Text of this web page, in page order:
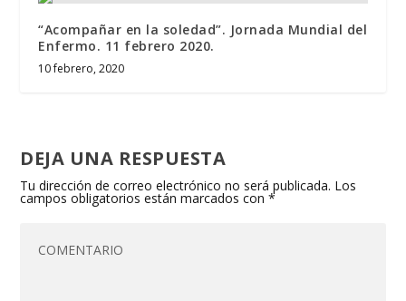
“Acompañar en la soledad”. Jornada Mundial del
Enfermo. 11 febrero 2020.
10 febrero, 2020
DEJA UNA RESPUESTA
Tu dirección de correo electrónico no será publicada. Los
campos obligatorios están marcados con*